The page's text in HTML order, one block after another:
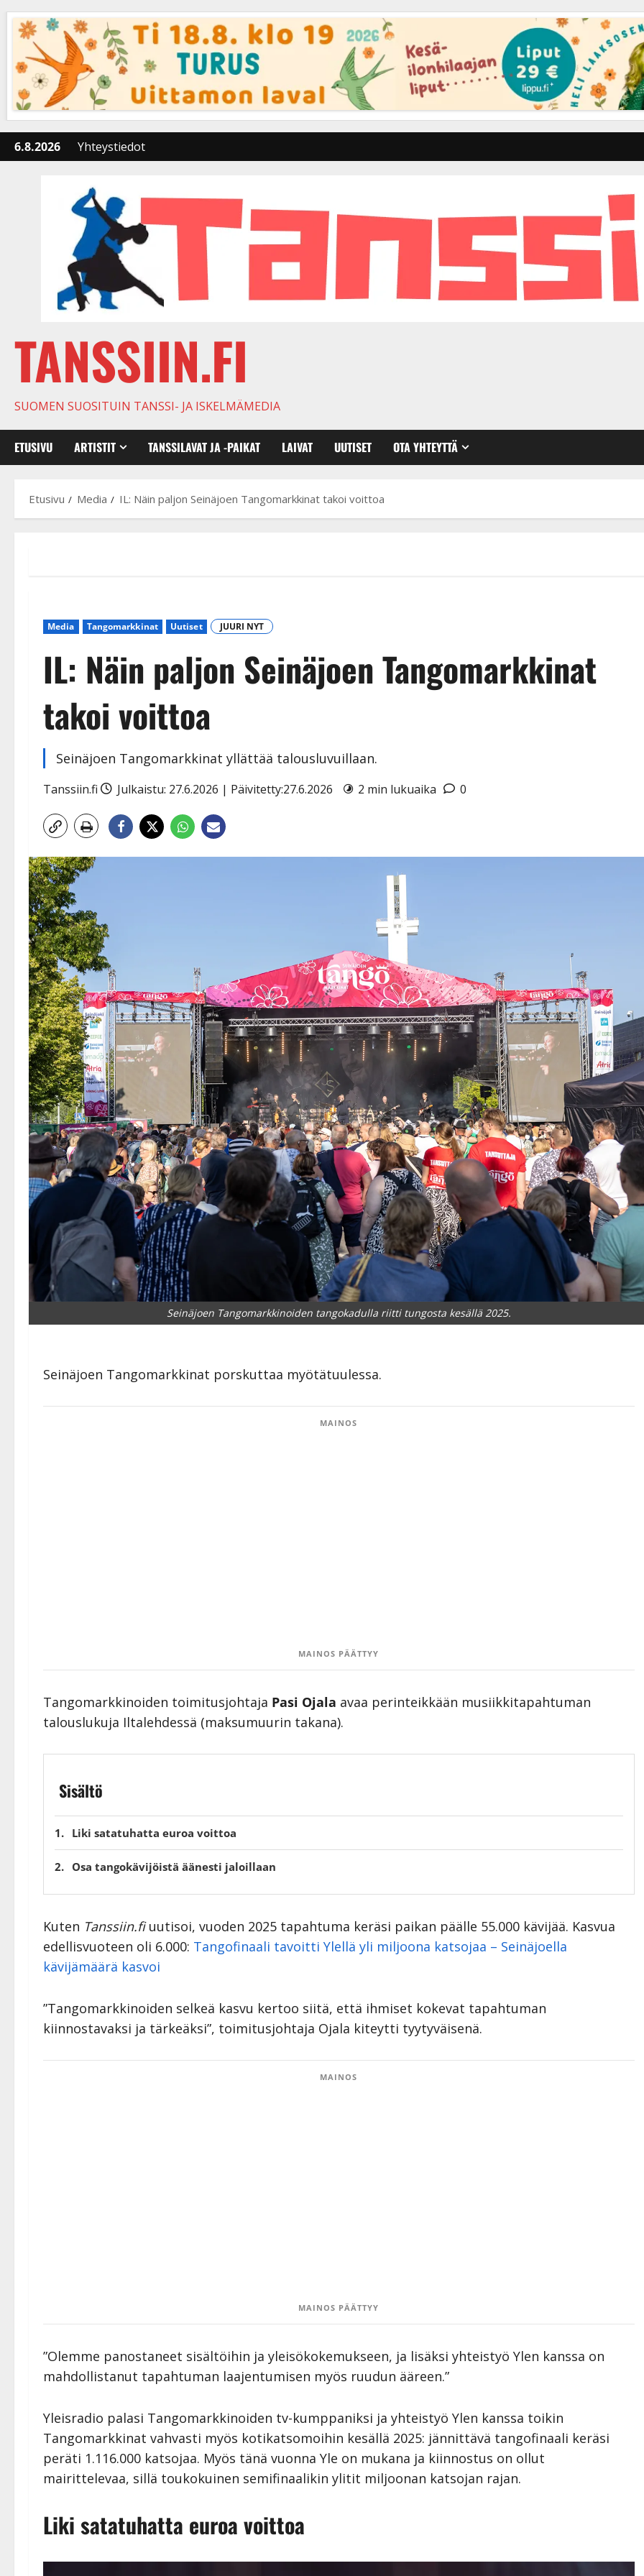
content
6.8.2026 Yhteystiedot
TANSSIIN.FI
SUOMEN SUOSITUIN TANSSI- JA ISKELMÄMEDIA
ETUSIVU ARTISTIT TANSSILAVAT JA -PAIKAT LAIVAT UUTISET OTA YHTEYTTÄ
Etusivu Media IL: Näin paljon Seinäjoen Tangomarkkinat takoi voittoa
Media Tangomarkkinat Uutiset JUURI NYT
IL: Näin paljon Seinäjoen Tangomarkkinat
takoi voittoa
Seinäjoen Tangomarkkinat yllättää talousluvuillaan.
Tanssiin.fi Julkaistu: 27.6.2026 | Päivitetty:27.6.2026 2 min lukuaika 0
Seinäjoen Tangomarkkinoiden tangokadulla riitti tungosta kesällä 2025.
Seinäjoen Tangomarkkinat porskuttaa myötätuulessa.
MAINOS
MAINOS PÄÄTTYY
Tangomarkkinoiden toimitusjohtaja Pasi Ojala avaa perinteikkään musiikkitapahtuman
talouslukuja Iltalehdessä (maksumuurin takana).
Sisältö
Liki satatuhatta euroa voittoa
Osa tangokävijöistä äänesti jaloillaan
Kuten Tanssiin.fiuutisoi, vuoden 2025 tapahtuma keräsi paikan päälle 55.000 kävijää. Kasvua
edellisvuoteen oli 6.000: Tangofinaali tavoitti Ylellä yli miljoona katsojaa – Seinäjoella
kävijämäärä kasvoi
”Tangomarkkinoiden selkeä kasvu kertoo siitä, että ihmiset kokevat tapahtuman
kiinnostavaksi ja tärkeäksi”, toimitusjohtaja Ojala kiteytti tyytyväisenä.
MAINOS
MAINOS PÄÄTTYY
”Olemme panostaneet sisältöihin ja yleisökokemukseen, ja lisäksi yhteistyö Ylen kanssa on
mahdollistanut tapahtuman laajentumisen myös ruudun ääreen.”
Yleisradio palasi Tangomarkkinoiden tv-kumppaniksi ja yhteistyö Ylen kanssa toikin
Tangomarkkinat vahvasti myös kotikatsomoihin kesällä 2025: jännittävä tangofinaali keräsi
peräti 1.116.000 katsojaa. Myös tänä vuonna Yle on mukana ja kiinnostus on ollut
mairittelevaa, sillä toukokuinen semifinaalikin ylitit miljoonan katsojan rajan.
Liki satatuhatta euroa voittoa